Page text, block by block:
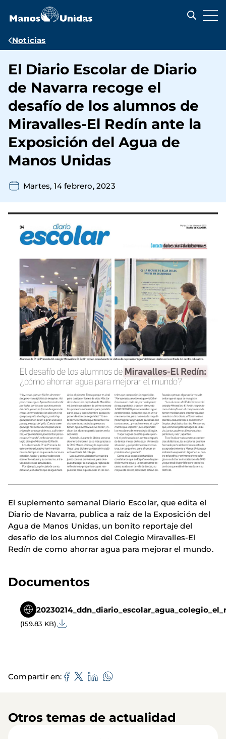
contenido
Ruta
navegación
Noticias
El Diario Escolar de Diario
de Navarra recoge el
desafío de los alumnos de
Miravalles-El Redín ante la
Exposición del Agua de
Manos Unidas
Martes, 14 febrero, 2023
El suplemento semanal Diario Escolar, que edita el
Diario de Navarra, publica a raíz de la Exposición del
Agua de Manos Unidas, un bonito reportaje del
desafío de los alumnos del Colegio Miravalles-El
Redín de como ahorrar agua para mejorar el mundo.
Documentos
(159.83 KB)
Compartir en
Otros temas de actualidad